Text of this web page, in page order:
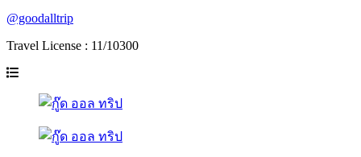
@goodalltrip
Travel License : 11/10300